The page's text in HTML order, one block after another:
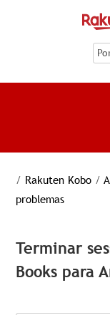
/ Rakuten Kobo /
problemas
Terminar
Books para